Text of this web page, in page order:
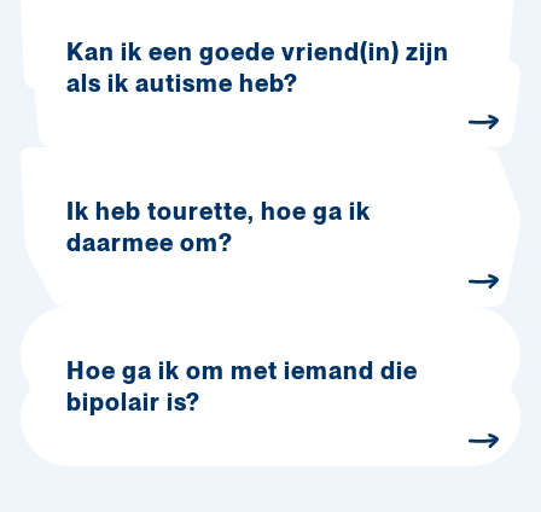
Kan ik een goede vriend(in) zijn
als ik autisme heb?
Ik heb tourette, hoe ga ik
daarmee om?
Hoe ga ik om met iemand die
bipolair is?